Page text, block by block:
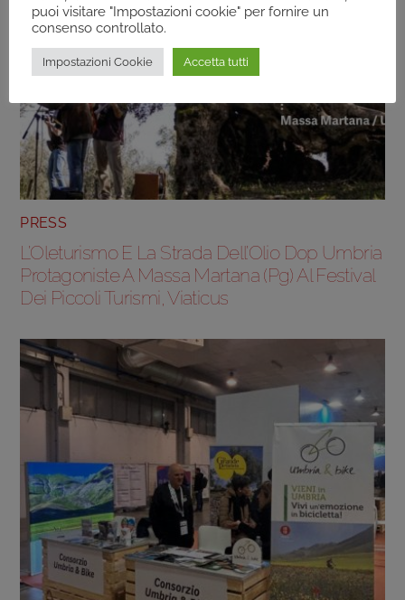
PRESS
L’Oleturismo E La Strada Dell’Olio Dop Umbria
Protagoniste A Massa Martana (Pg) Al Festival
Dei Piccoli Turismi, Viaticus
puoi visitare "Impostazioni cookie" per fornire un
consenso controllato.
Impostazioni Cookie Accetta tutti